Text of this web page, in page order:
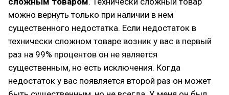
можно вернуть только при наличии в нем
существенного недостатка. Если недостаток в
технически сложном товаре возник у вас в первый
раз на 99% процентов он не является
существенным, но есть исключения. Когда
недостаток у вас появляется второй раз он может